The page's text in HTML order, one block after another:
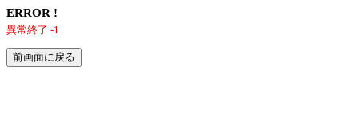
ERROR !
異常終了 -1